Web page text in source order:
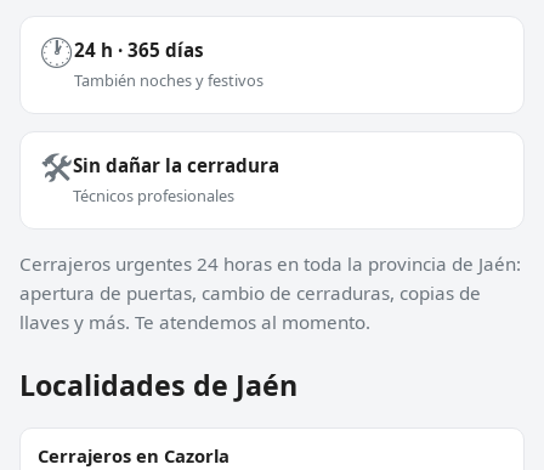
🕐24 h · 365 días
También noches y festivos
🛠️Sin dañar la cerradura
Técnicos profesionales
Cerrajeros urgentes 24 horas en toda la provincia de Jaén:
apertura de puertas, cambio de cerraduras, copias de
llaves y más. Te atendemos al momento.
Localidades de Jaén
Cerrajeros en Cazorla